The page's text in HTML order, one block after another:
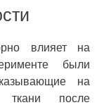
влияет на
были
на
ткани после